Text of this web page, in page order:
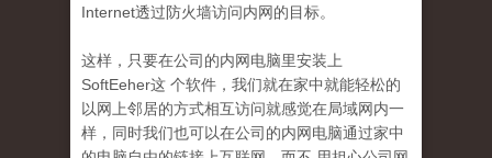
Internet透过防火墙访问内网的目标。
这样 ，只要在公司的内网电脑里安装上
SoftEeher这 个软件，我们就在家中就能轻松的
以网上邻居的方式相互访问就感觉在局域网内一
样，同时我们也可以在公司的内网电脑通过家中